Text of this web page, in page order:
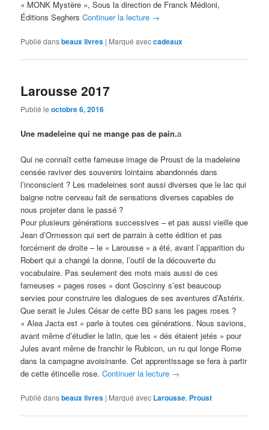
« MONK Mystère », Sous la direction de Franck Médioni,
Éditions SeghersContinuer la lecture →
Publié dansbeaux livres | Marqué aveccadeaux
Larousse 2017
Publié leoctobre 6, 2016
Une madeleine qui ne mange pas de pain.a
Qui ne connaît cette fameuse image de Proust de la madeleine
censée raviver des souvenirs lointains abandonnés dans
l’inconscient ? Les madeleines sont aussi diverses que le lac qui
baigne notre cerveau fait de sensations diverses capables de
nous projeter dans le passé ?
Pour plusieurs générations successives – et pas aussi vieille que
Jean d’Ormesson qui sert de parrain à cette édition et pas
forcément de droite – le « Larousse » a été, avant l’apparition du
Robert qui a changé la donne, l’outil de la découverte du
vocabulaire. Pas seulement des mots mais aussi de ces
fameuses « pages roses » dont Goscinny s’est beaucoup
servies pour construire les dialogues de ses aventures d’Astérix.
Que serait le Jules César de cette BD sans les pages roses ?
« Alea Jacta est » parle à toutes ces générations. Nous savions,
avant même d’étudier le latin, que les « dés étaient jetés » pour
Jules avant même de franchir le Rubicon, un ru qui longe Rome
dans la campagne avoisinante. Cet apprentissage se fera à partir
de cette étincelle rose.Continuer la lecture →
Publié dansbeaux livres | Marqué avec Larousse, Proust